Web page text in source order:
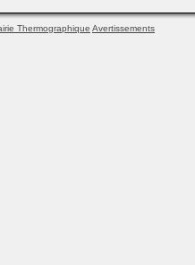
Thermographique Avertissements